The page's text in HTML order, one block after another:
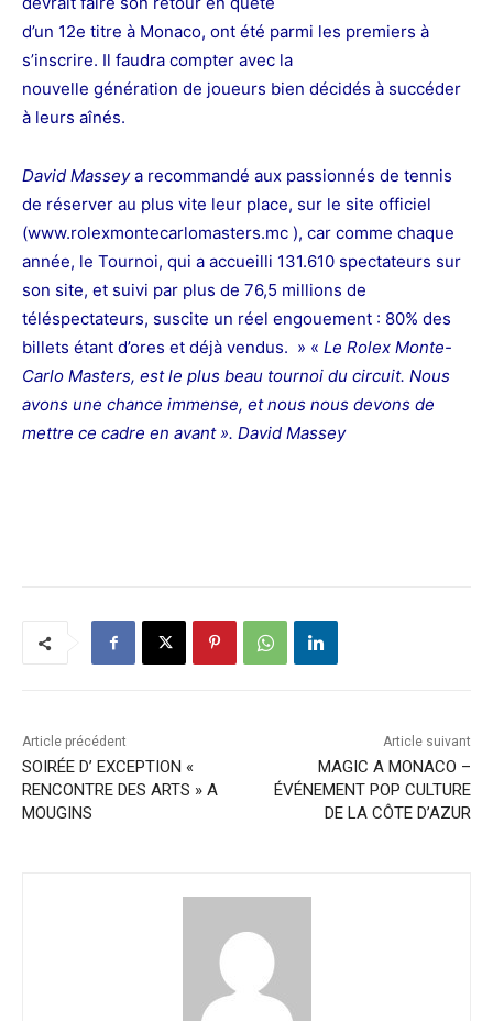
d’un 12e titre à Monaco, ont été parmi les premiers à
s’inscrire. Il faudra compter avec la
nouvelle génération de joueurs bien décidés à succéder
à leurs aînés.
David Masseya recommandé aux passionnés de tennis
de réserver au plus vite leur place, sur le site officiel
(www.rolexmontecarlomasters.mc ), car comme chaque
année, le Tournoi, qui a accueilli 131.610 spectateurs sur
son site, et suivi par plus de 76,5 millions de
téléspectateurs, suscite un réel engouement : 80% des
billets étant d’ores et déjà vendus. » « Le Rolex Monte-
Carlo Masters, est le plus beau tournoi du circuit. Nous
avons une chance immense, et nous nous devons de
mettre ce cadre en avant ». David Massey
Article précédent
SOIRÉE D’ EXCEPTION «
RENCONTRE DES ARTS » A
MOUGINS
Article suivant
MAGIC A MONACO –
ÉVÉNEMENT POP CULTURE
DE LA CÔTE D’AZUR